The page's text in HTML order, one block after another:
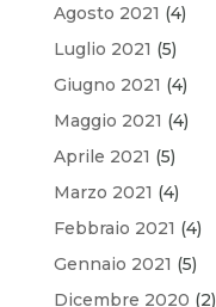
Agosto 2021 (4)
Luglio 2021 (5)
Giugno 2021 (4)
Maggio 2021 (4)
Aprile 2021 (5)
Marzo 2021 (4)
Febbraio 2021 (4)
Gennaio 2021 (5)
Dicembre 2020 (2)